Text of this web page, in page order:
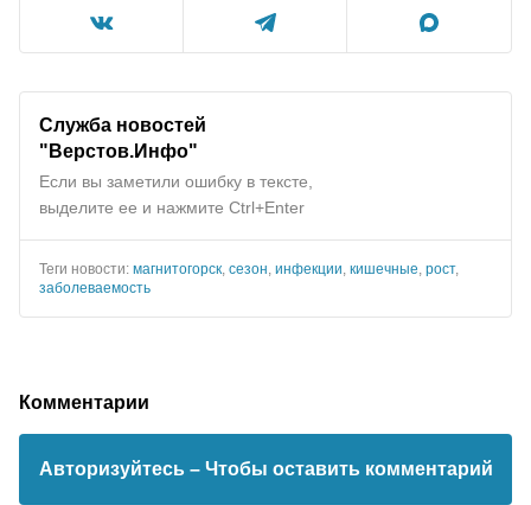
Служба новостей
"Верстов.Инфо"
Если вы заметили ошибку в тексте,
выделите ее и нажмите Ctrl+Enter
Теги новости: магнитогорск, сезон, инфекции, кишечные, рост,
заболеваемость
Комментарии
Авторизуйтесь – Чтобы оставить комментарий